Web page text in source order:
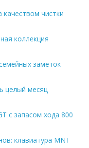
чистки
коллекция
заметок
целый месяц
с запасом хода 800
клавиатура MNT